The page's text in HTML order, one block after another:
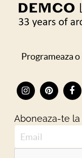
Programeaza
Aboneaza-te